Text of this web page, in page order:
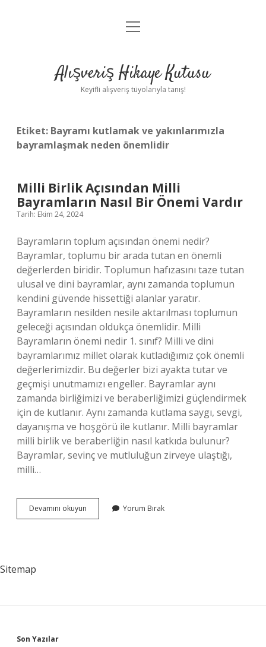
Anasayfa
Yasal Uyarı
menüyü
Alışveriş Hikaye Kutusu
Keyifli alışveriş tüyolarıyla tanış!
Etiket: Bayramı kutlamak ve yakınlarımızla
bayramlaşmak neden önemlidir
Milli Birlik Açısından Milli
Bayramların Nasıl Bir Önemi Vardır
Tarih: Ekim 24, 2024
Bayramların toplum açısından önemi nedir?
Bayramlar, toplumu bir arada tutan en önemli
değerlerden biridir. Toplumun hafızasını taze tutan
ulusal ve dini bayramlar, aynı zamanda toplumun
kendini güvende hissettiği alanlar yaratır.
Bayramların nesilden nesile aktarılması toplumun
geleceği açısından oldukça önemlidir. Milli
Bayramların önemi nedir 1. sınıf? Milli ve dini
bayramlarımız millet olarak kutladığımız çok önemli
değerlerimizdir. Bu değerler bizi ayakta tutar ve
geçmişi unutmamızı engeller. Bayramlar aynı
zamanda birliğimizi ve beraberliğimizi güçlendirmek
için de kutlanır. Aynı zamanda kutlama saygı, sevgi,
dayanışma ve hoşgörü ile kutlanır. Milli bayramlar
milli birlik ve beraberliğin nasıl katkıda bulunur?
Bayramlar, sevinç ve mutluluğun zirveye ulaştığı,
milli…
Devamını okuyun
Birlik
Yorum Bırak
Sitemap
Son Yazılar